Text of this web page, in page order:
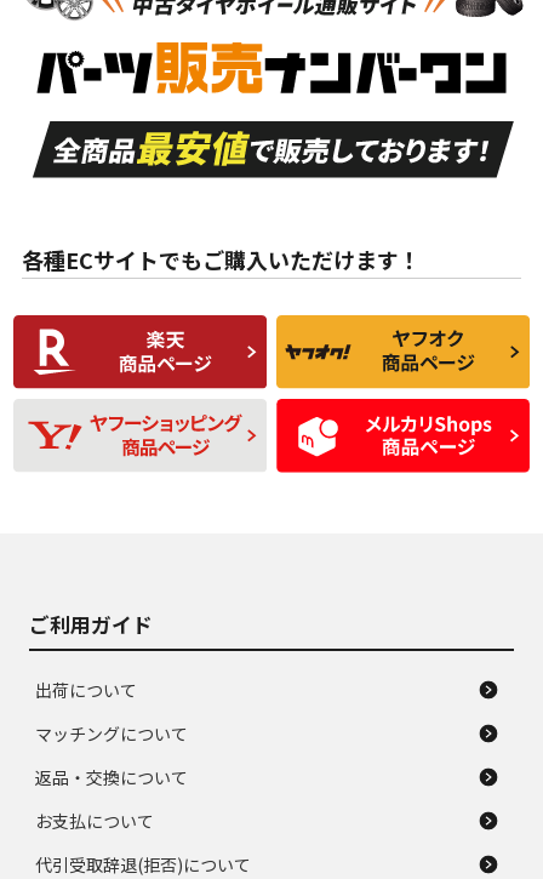
S
品）
S
新車外し品（新古
付き
A
走行距離も少なく、
目立つ傷もほとんど
ない中古品
A
走行距離も少なく、
非常に状態の良い中
古品
な中古品
んどない中古品
C
比較的きれいな中古
品
C
られるが、使用に問
題のない中古品
D
使用感や目立つ傷が
あり、一般的な中古
品
D
残り溝も少なく、偏
磨耗がみられ、短期
間使用できるくらい
の中古品
各種ECサイトでもご購入いただけます！
ご利用ガイド
出荷について
マッチングについて
返品・交換について
お支払について
代引受取辞退(拒否)について